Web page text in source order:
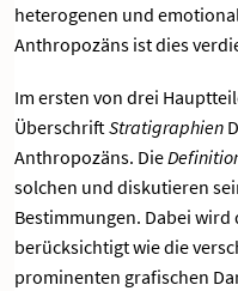
heterogenen und
Anthropozäns ist dies
Im ersten von drei
ÜberschriftStratigraphien
Anthropozäns. Die
solchen und diskutieren
Bestimmungen. Dabei
berücksichtigt wie die
prominenten grafischen